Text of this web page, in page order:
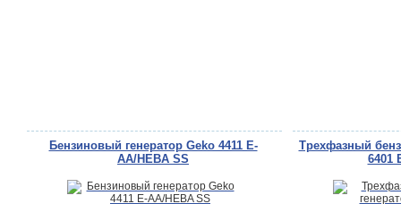
Бензиновый генератор Geko 4411 E-
AA/HEBA SS
Трехфазный
6401